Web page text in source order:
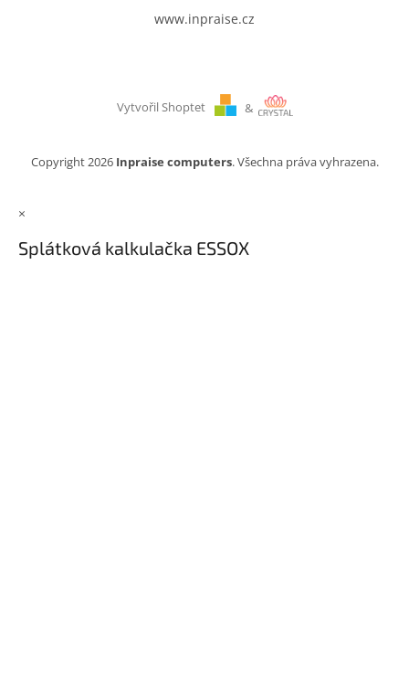
www.inpraise.cz
Vytvořil Shoptet &
Copyright 2026 Inpraise computers. Všechna práva vyhrazena.
×
Splátková kalkulačka ESSOX